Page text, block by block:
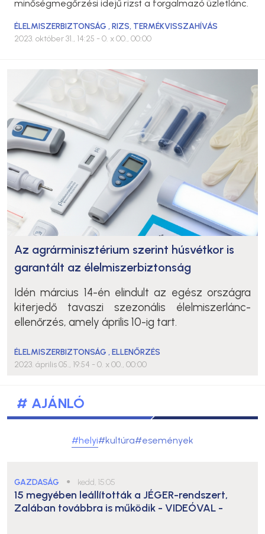
minőségmegőrzési idejű rizst a forgalmazó üzletlánc.
ÉLELMISZERBIZTONSÁG ,RIZS, TERMÉKVISSZAHÍVÁS
2023. október 31., 14:25 - 0. x 00., 00:00
Az agrárminisztérium szerint húsvétkor is
garantált az élelmiszerbiztonság
Idén március 14-én elindult az egész országra
kiterjedő tavaszi szezonális élelmiszerlánc-
ellenőrzés, amely április 10-ig tart.
ÉLELMISZERBIZTONSÁG ,ELLENŐRZÉS
2023. április 05., 19:54 - 0. x 00., 00:00
# AJÁNLÓ
#helyi#kultúra#események
GAZDASÁG ● kedd, 15:05
15 megyében leállították a JÉGER-rendszert,
Zalában továbbra is működik - VIDEÓVAL -